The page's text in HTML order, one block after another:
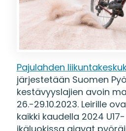
Pajulahden
järjestetään Suomen
kestävyyslajien avoin
26.-29.10.2023. Leirille
kaikki kaudella 2024 U17-